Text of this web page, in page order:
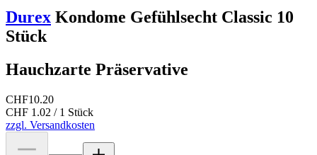
Durex Kondome Gefühlsecht Classic 10
Stück
Hauchzarte Präservative
CHF10.20
CHF 1.02 / 1 Stück
zzgl. Versandkosten